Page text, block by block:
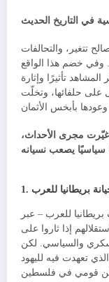
في التاريخ الحديث
تتغير، والتحالفات
وفي خضم هذا الواقع
المشاهد تأثيرًا وإثارة
على حلفائها، وتخلّت
غيّرت مجرى الأحداث،
1.
للعرب – عبر
إذا ثاروا على
والسياسي. لكن
الذي تعهدت فيه لليهود